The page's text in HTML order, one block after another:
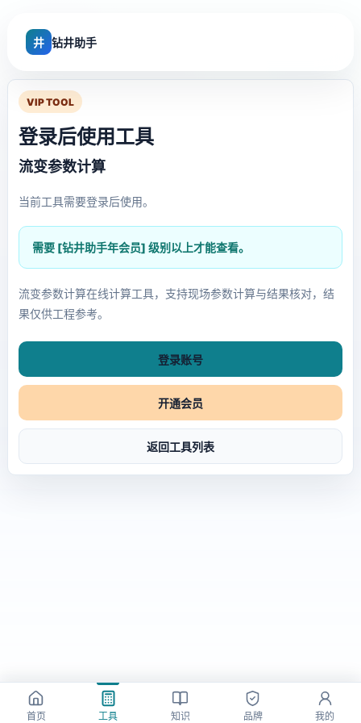
井 钻井助手
VIP TOOL
登录后使用工具
流变参数计算
当前工具需要登录后使用。
需要 [钻井助手年会员] 级别以上才能查看。
流变参数计算在线计算工具，支持现场参数计算与结果核对，结
果仅供工程参考。
登录账号
开通会员
返回工具列表
首页 工具 知识 品牌 我的